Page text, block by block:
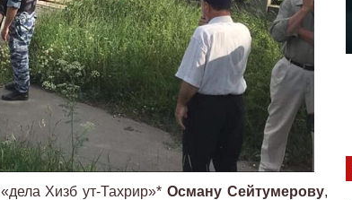
«дела Хизб ут-Тахрир»*Осману Сейтумерову,